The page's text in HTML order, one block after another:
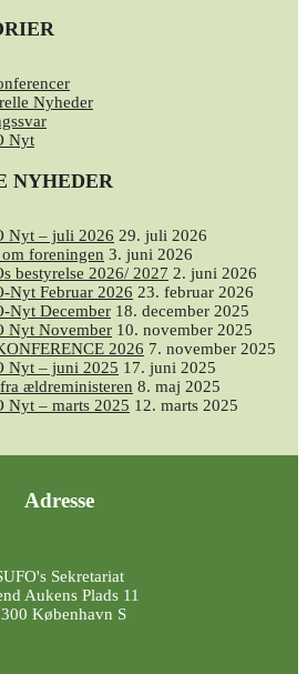
Nyheder
Nyt
NYHEDER
Nyt – juli 2026 29. juli 2026
foreningen 3. juni 2026
bestyrelse 2026/ 2027 2. juni 2026
Nyt Februar 2026 23. februar 2026
Nyt December 18. december 2025
Nyt November 10. november 2025
2026 7. november 2025
Nyt – juni 2025 17. juni 2025
ældreministeren 8. maj 2025
Nyt – marts 2025 12. marts 2025
Adresse
Sekretariat
Aukens Plads 11
København S